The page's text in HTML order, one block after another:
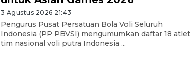
3 Agustus 2026 21:43
Pengurus Pusat Persatuan Bola Voli Seluruh
Indonesia (PP PBVSI) mengumumkan daftar 18 atlet
tim nasional voli putra Indonesia ...